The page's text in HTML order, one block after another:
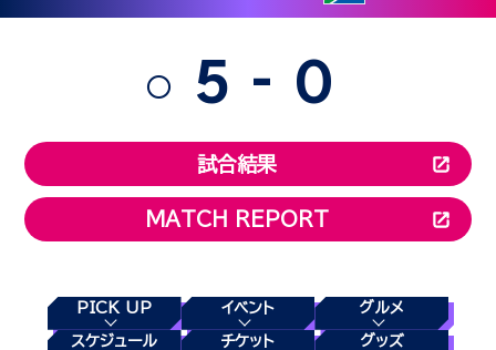
○ 5 - 0
試合結果
MATCH REPORT
PICK UP イベント グルメ
スケジュール チケット グッズ